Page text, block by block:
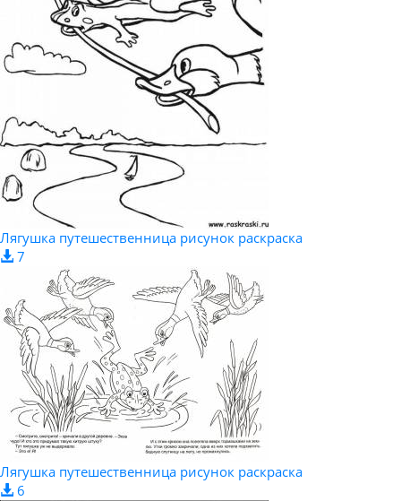
Лягушка путешественница рисунок раскраска
7
Лягушка путешественница рисунок раскраска
6